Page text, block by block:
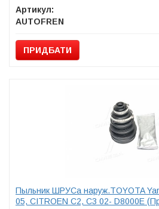
Артикул:
AUTOFREN
ПРИДБАТИ
Пыльник ШРУСа наруж.TOYOTA
05, CITROEN С2, С3 02- D8000E